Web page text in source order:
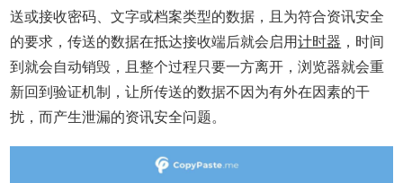
送或接收密码、文字或档案类型的数据，且为符合资讯安全
的要求，传送的数据在抵达接收端后就会启用计时器 ，时间
到就会自动销毁，且整个过程只要一方离开，浏览器就会重
新回到验证机制，让所传送的数据不因为有外在因素的干
扰，而产生泄漏的资讯安全问题。